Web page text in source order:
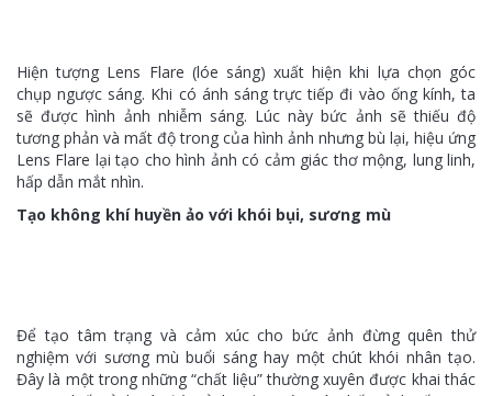
Hiện tượng Lens Flare (lóe sáng) xuất hiện khi lựa chọn góc
chụp ngược sáng. Khi có ánh sáng trực tiếp đi vào ống kính, ta
sẽ được hình ảnh nhiễm sáng. Lúc này bức ảnh sẽ thiếu độ
tương phản và mất độ trong của hình ảnh nhưng bù lại, hiệu ứng
Lens Flare lại tạo cho hình ảnh có cảm giác thơ mộng, lung linh,
hấp dẫn mắt nhìn.
Tạo không khí huyền ảo với khói bụi, sương mù
Để tạo tâm trạng và cảm xúc cho bức ảnh đừng quên thử
nghiệm với sương mù buổi sáng hay một chút khói nhân tạo.
Đây là một trong những “chất liệu” thường xuyên được khai thác